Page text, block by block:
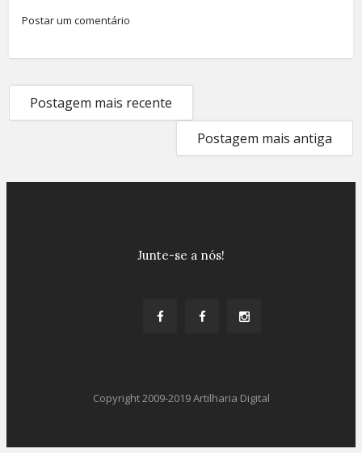
Postar um comentário
Postagem mais recente
Postagem mais antiga
Junte-se a nós!
Copyright 2009-2019 Artilharia Digital